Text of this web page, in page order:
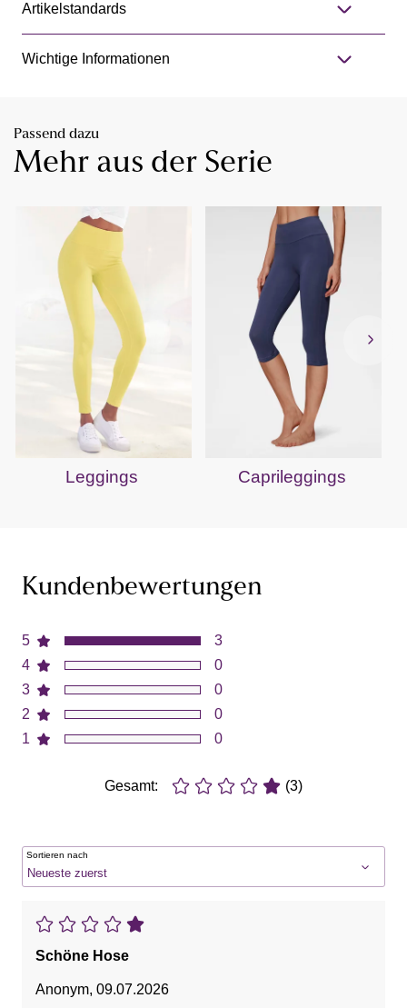
Artikelstandards
Wichtige Informationen
Passend dazu
Mehr aus der Serie
Leggings Caprileggings
Kundenbewertungen
5
4
3
2
1
3
0
0
0
0
Gesamt: (3)
Sortieren nach
Schöne Hose
Anonym, 09.07.2026